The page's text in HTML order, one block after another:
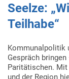
Seelze:
Teilhabe“
Kommunalpolitik
Gespräch
Paritätischen.
und der Region